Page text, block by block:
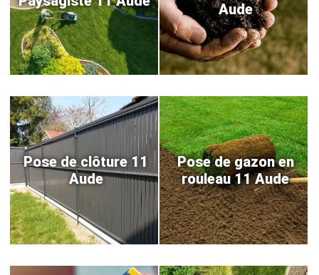
Aude
Pose de clôture 11
Aude
Pose de gazon en
rouleau 11 Aude